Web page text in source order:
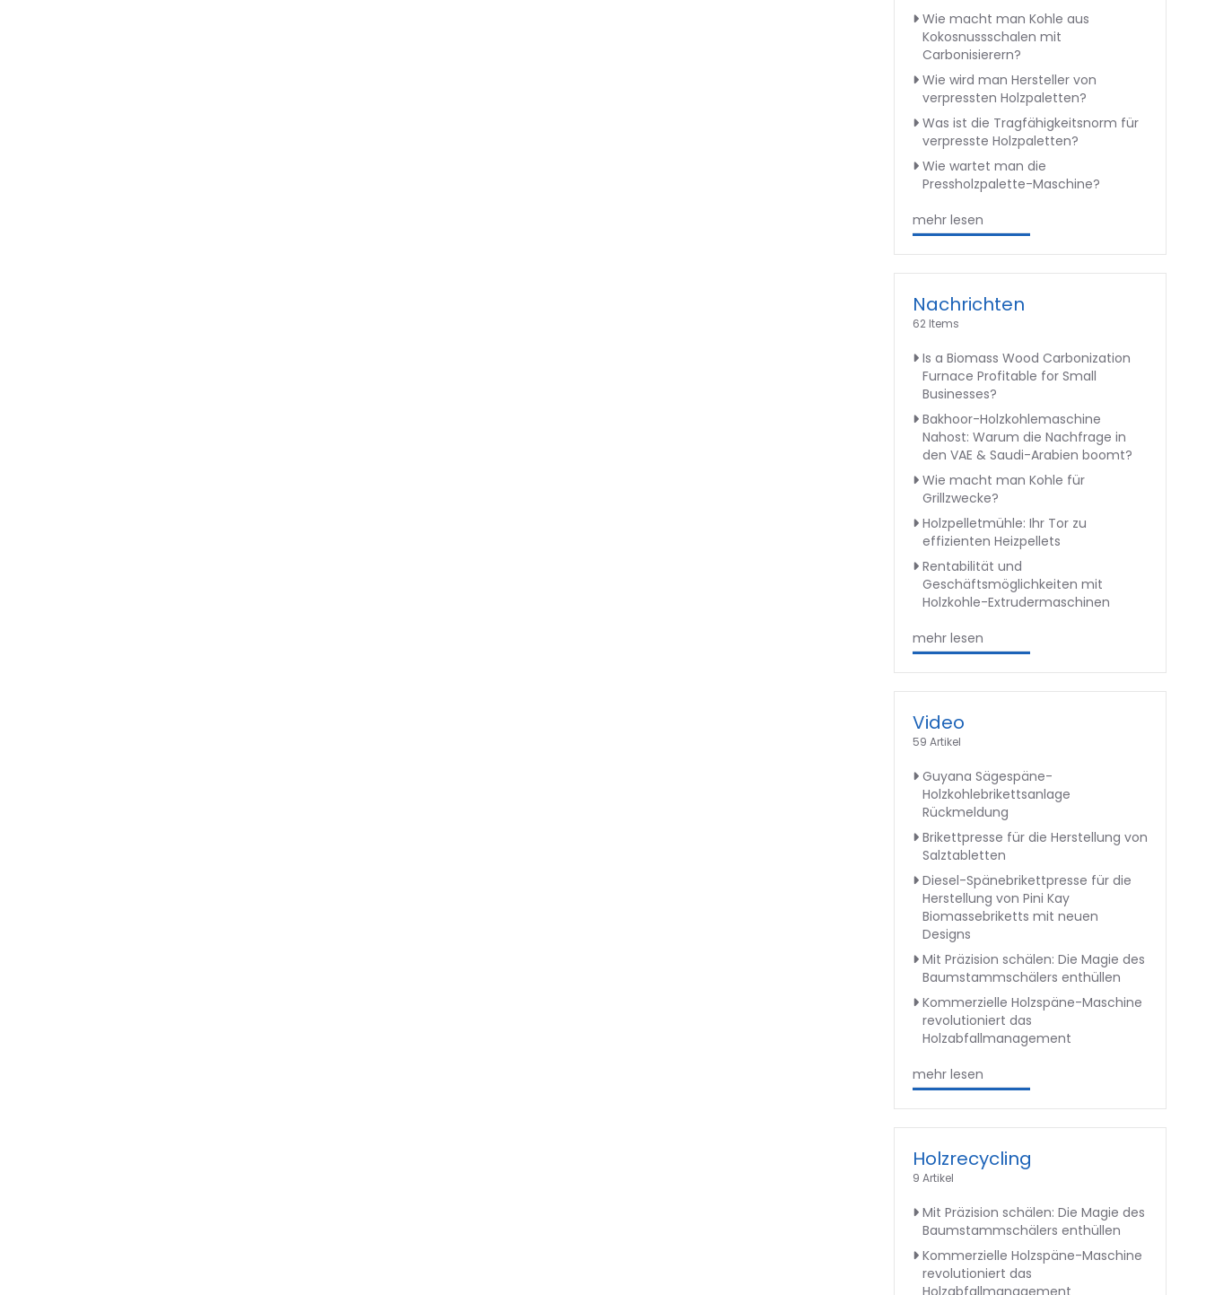
Wie macht man Kohle aus
Kokosnussschalen mit
Carbonisierern?
Wie wird man Hersteller von
verpressten Holzpaletten?
Was ist die Tragfähigkeitsnorm für
verpresste Holzpaletten?
Wie wartet man die
Pressholzpalette-Maschine?
mehr lesen
Nachrichten
62 Items
Is a Biomass Wood Carbonization
Furnace Profitable for Small
Businesses?
Bakhoor-Holzkohlemaschine
Nahost: Warum die Nachfrage in
den VAE & Saudi-Arabien boomt?
Wie macht man Kohle für
Grillzwecke?
Holzpelletmühle: Ihr Tor zu
effizienten Heizpellets
Rentabilität und
Geschäftsmöglichkeiten mit
Holzkohle-Extrudermaschinen
mehr lesen
Video
59 Artikel
Guyana Sägespäne-
Holzkohlebrikettsanlage
Rückmeldung
Brikettpresse für die Herstellung von
Salztabletten
Diesel-Spänebrikettpresse für die
Herstellung von Pini Kay
Biomassebriketts mit neuen
Designs
Mit Präzision schälen: Die Magie des
Baumstammschälers enthüllen
Kommerzielle Holzspäne-Maschine
revolutioniert das
Holzabfallmanagement
mehr lesen
Holzrecycling
9 Artikel
Mit Präzision schälen: Die Magie des
Baumstammschälers enthüllen
Kommerzielle Holzspäne-Maschine
revolutioniert das
Holzabfallmanagement